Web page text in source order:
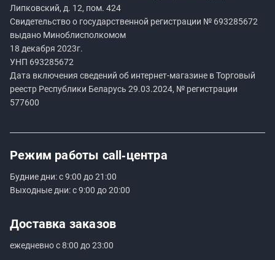
Липковский, д. 12, пом. 424
Свидетельство о государственной регистрации № 693285672
выдано Миноблисполкомом
18 декабря 2023г.
УНП 693285672
Дата включения сведений об интернет-магазине в Торговый
реестр Республики Беларусь 29.03.2024, № регистрации
577600
Режим работы call‑центра
Будние дни: с 9:00 до 21:00
Выходные дни: с 9:00 до 20:00
Доставка заказов
ежедневно с 8:00 до 23:00